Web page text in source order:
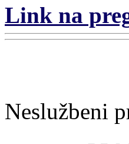
Link na
Neslužbeni